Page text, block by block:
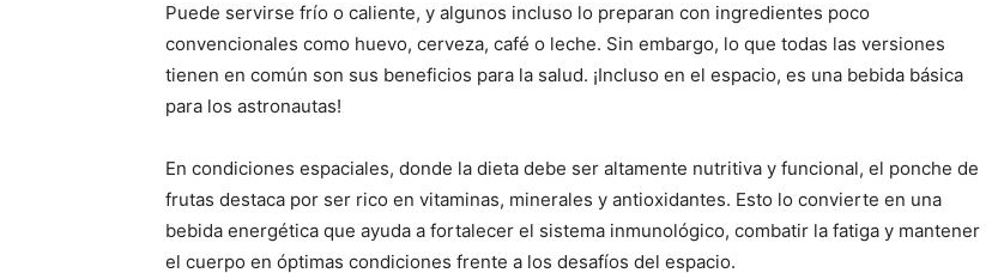
Puede servirse frío o caliente, y algunos incluso lo preparan con ingredientes poco
convencionales como huevo, cerveza, café o leche. Sin embargo, lo que todas las versiones
tienen en común son sus beneficios para la salud. ¡Incluso en el espacio, es una bebida básica
para los astronautas!
En condiciones espaciales, donde la dieta debe ser altamente nutritiva y funcional, el ponche de
frutas destaca por ser rico en vitaminas, minerales y antioxidantes. Esto lo convierte en una
bebida energética que ayuda a fortalecer el sistema inmunológico, combatir la fatiga y mantener
el cuerpo en óptimas condiciones frente a los desafíos del espacio.